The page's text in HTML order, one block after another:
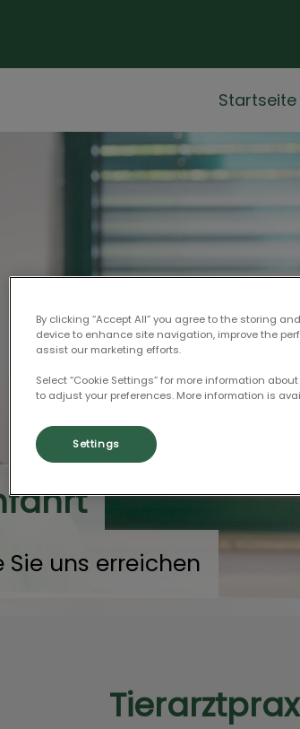
Höfingen Startseite
Sie uns erreichen
By clicking “Accept All” you agree to the storing
device to enhance site navigation, improve the
assist our marketing efforts.
Select “Cookie Settings” for more information
to adjust your preferences. More information is
Settings